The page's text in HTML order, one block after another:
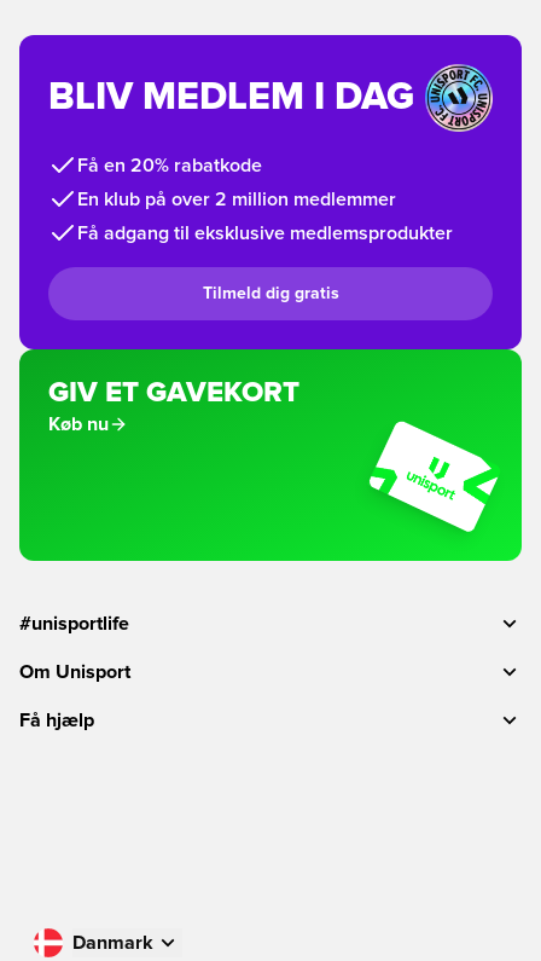
BLIV MEDLEM I DAG
Få en 20% rabatkode
En klub på over 2 million medlemmer
Få adgang til eksklusive medlemsprodukter
Tilmeld dig gratis
GIV ET GAVEKORT
Køb nu
#unisportlife
Om Unisport
Få hjælp
Danmark